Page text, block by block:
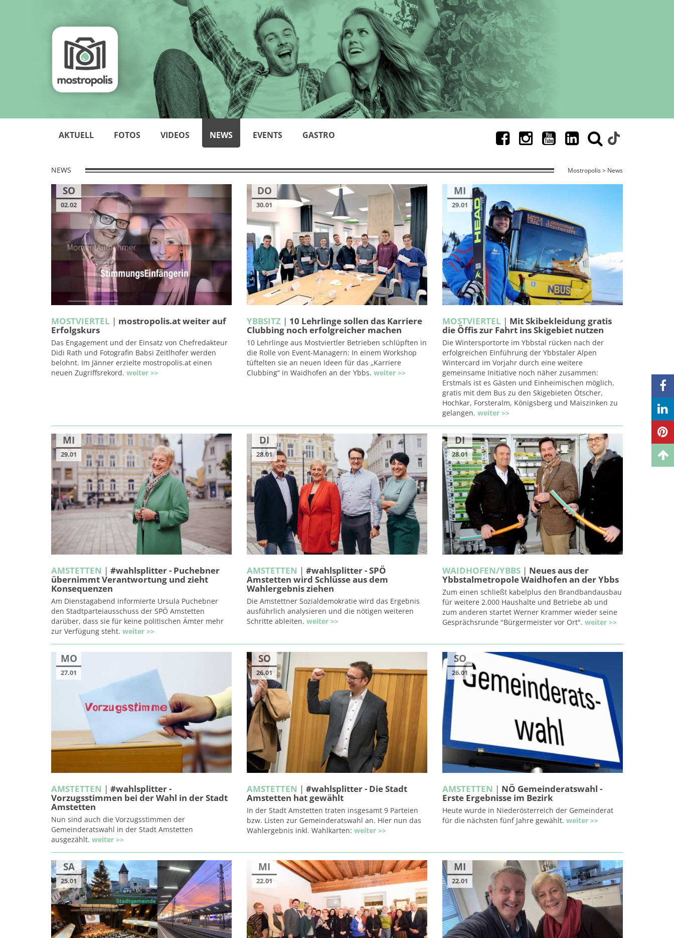
AKTUELL FOTOS VIDEOS NEWS EVENTS GASTRO
NEWS Mostropolis > News
SO
02.02
MOSTVIERTEL | mostropolis.at weiter auf
Erfolgskurs
Das Engagement und der Einsatz von Chefredakteur
Didi Rath und Fotografin Babsi Zeitlhofer werden
belohnt. Im Jänner erzielte mostropolis.at einen
neuen Zugriffsrekord. weiter >>
DO
30.01
YBBSITZ | 10 Lehrlinge sollen das Karriere
Clubbing noch erfolgreicher machen
10 Lehrlinge aus Mostviertler Betrieben schlüpften in
die Rolle von Event-Managern: In einem Workshop
tüftelten sie an neuen Ideen für das „Karriere
Clubbing“ in Waidhofen an der Ybbs. weiter >>
MI
29.01
MOSTVIERTEL | Mit Skibekleidung gratis
die Öffis zur Fahrt ins Skigebiet nutzen
Die Wintersportorte im Ybbstal rücken nach der
erfolgreichen Einführung der Ybbstaler Alpen
Wintercard im Vorjahr durch eine weitere
gemeinsame Initiative noch näher zusammen:
Erstmals ist es Gästen und Einheimischen möglich,
gratis mit dem Bus zu den Skigebieten Ötscher,
Hochkar, Forsteralm, Königsberg und Maiszinken zu
gelangen. weiter >>
MI
29.01
AMSTETTEN | #wahlsplitter - Puchebner
übernimmt Verantwortung und zieht
Konsequenzen
Am Dienstagabend informierte Ursula Puchebner
den Stadtparteiausschuss der SPÖ Amstetten
darüber, dass sie für keine politischen Ämter mehr
zur Verfügung steht. weiter >>
DI
28.01
AMSTETTEN | #wahlsplitter - SPÖ
Amstetten wird Schlüsse aus dem
Wahlergebnis ziehen
Die Amstettner Sozialdemokratie wird das Ergebnis
ausführlich analysieren und die nötigen weiteren
Schritte ableiten. weiter >>
DI
28.01
WAIDHOFEN/YBBS | Neues aus der
Ybbstalmetropole Waidhofen an der Ybbs
Zum einen schließt kabelplus den Brandbandausbau
für weitere 2.000 Haushalte und Betriebe ab und
zum anderen startet Werner Krammer wieder seine
Gesprächsrunde "Bürgermeister vor Ort". weiter >>
MO
27.01
AMSTETTEN | #wahlsplitter -
Vorzugsstimmen bei der Wahl in der Stadt
Amstetten
Nun sind auch die Vorzugsstimmen der
Gemeinderatswahl in der Stadt Amstetten
ausgezählt. weiter >>
SO
26.01
AMSTETTEN | #wahlsplitter - Die Stadt
Amstetten hat gewählt
In der Stadt Amstetten traten insgesamt 9 Parteien
bzw. Listen zur Gemeinderatswahl an. Hier nun das
Wahlergebnis inkl. Wahlkarten: weiter >>
SO
26.01
AMSTETTEN | NÖ Gemeinderatswahl -
Erste Ergebnisse im Bezirk
Heute wurde in Niederösterreich der Gemeinderat
für die nächsten fünf Jahre gewählt. weiter >>
SA
25.01
MI
22.01
MI
22.01